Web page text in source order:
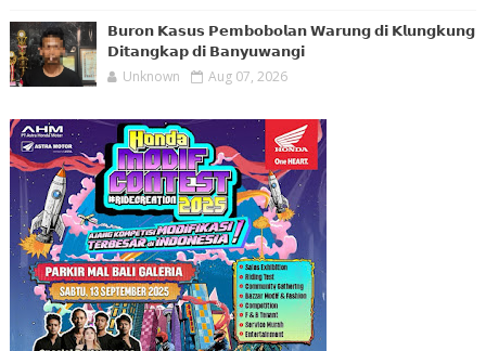
𝗕𝘂𝗿𝗼𝗻 𝗞𝗮𝘀𝘂𝘀 𝗣𝗲𝗺𝗯𝗼𝗯𝗼𝗹𝗮𝗻 𝗪𝗮𝗿𝘂𝗻𝗴 𝗱𝗶 𝗞𝗹𝘂𝗻𝗴𝗸𝘂𝗻𝗴
𝗗𝗶𝘁𝗮𝗻𝗴𝗸𝗮𝗽 𝗱𝗶 𝗕𝗮𝗻𝘆𝘂𝘄𝗮𝗻𝗴𝗶
Unknown Aug 07, 2026